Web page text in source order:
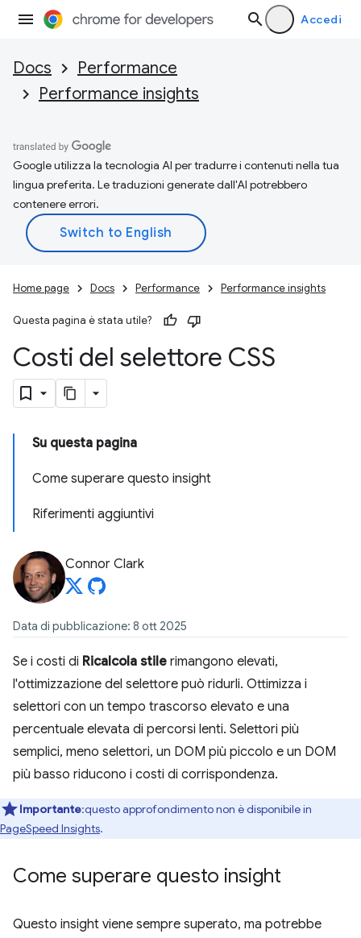
Accedi
Docs
Performance
Performance insights
Google utilizza la tecnologia AI per tradurre i contenuti nella tua
lingua preferita. Le traduzioni generate dall'AI potrebbero
contenere errori.
Home page Docs Performance Performance insights
Questa pagina è stata utile?
Costi del selettore CSS
Su questa pagina
Come superare questo insight
Riferimenti aggiuntivi
Connor Clark
Data di pubblicazione: 8 ott 2025
Se i costi di Ricalcola stile rimangono elevati,
l'ottimizzazione del selettore può ridurli. Ottimizza i
selettori con un tempo trascorso elevato e una
percentuale elevata di percorsi lenti. Selettori più
semplici, meno selettori, un DOM più piccolo e un DOM
più basso riducono i costi di corrispondenza.
Importante:questo approfondimento non è disponibile in
PageSpeed Insights.
Come superare questo insight
Questo insight viene sempre superato, ma potrebbe